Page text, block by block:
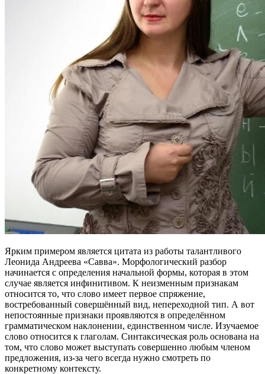
Ярким примером является цитата из работы талантливого
Леонида Андреева «Савва». Морфологический разбор
начинается с определения начальной формы, которая в этом
случае является инфинитивом. К неизменным признакам
относится то, что слово имеет первое спряжение,
востребованный совершённый вид, непереходной тип. А вот
непостоянные признаки проявляются в определённом
грамматическом наклонении, единственном числе. Изучаемое
слово относится к глаголам. Синтаксическая роль основана на
том, что слово может выступать совершенно любым членом
предложения, из-за чего всегда нужно смотреть по
конкретному контексту.